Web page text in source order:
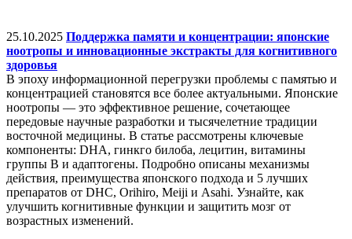
25.10.2025 Поддержка памяти и концентрации: японские
ноотропы и инновационные экстракты для когнитивного
здоровья
В эпоху информационной перегрузки проблемы с памятью и
концентрацией становятся все более актуальными. Японские
ноотропы — это эффективное решение, сочетающее
передовые научные разработки и тысячелетние традиции
восточной медицины. В статье рассмотрены ключевые
компоненты: DHA, гинкго билоба, лецитин, витамины
группы B и адаптогены. Подробно описаны механизмы
действия, преимущества японского подхода и 5 лучших
препаратов от DHC, Orihiro, Meiji и Asahi. Узнайте, как
улучшить когнитивные функции и защитить мозг от
возрастных изменений.